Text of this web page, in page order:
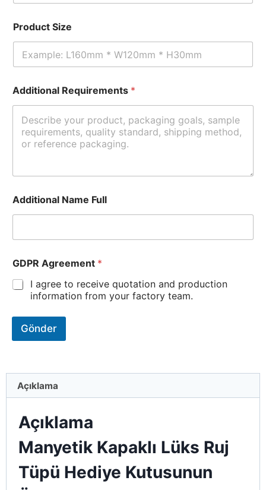
Product Size
Additional Requirements *
Additional Name Full
GDPR Agreement *
I agree to receive quotation and production
information from your factory team.
Gönder
Açıklama
Açıklama
Manyetik Kapaklı Lüks Ruj
Tüpü Hediye Kutusunun